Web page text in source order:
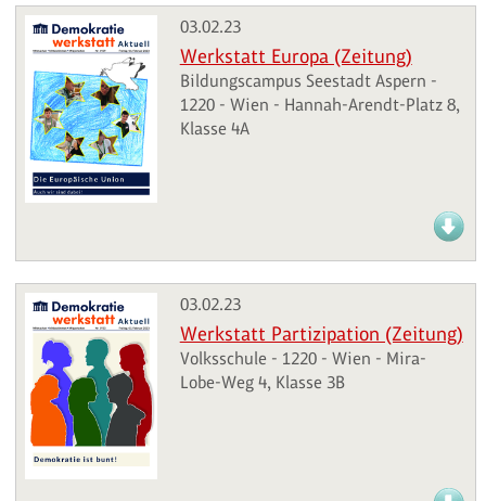
03.02.23
Werkstatt Europa (Zeitung)
Bildungscampus Seestadt Aspern -
1220 - Wien - Hannah-Arendt-Platz 8,
Klasse 4A
03.02.23
Werkstatt Partizipation (Zeitung)
Volksschule - 1220 - Wien - Mira-
Lobe-Weg 4, Klasse 3B